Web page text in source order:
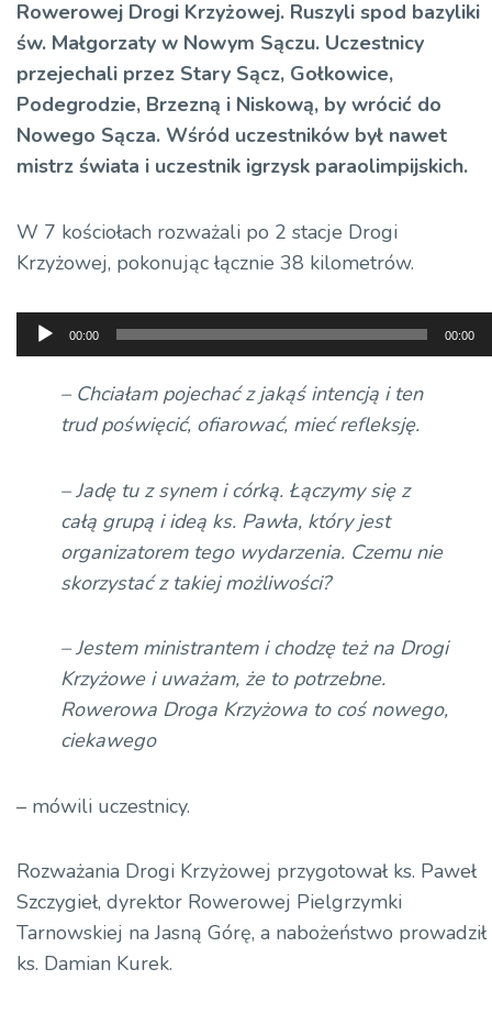
Rowerowej Drogi Krzyżowej. Ruszyli spod bazyliki
św. Małgorzaty w Nowym Sączu. Uczestnicy
przejechali przez Stary Sącz, Gołkowice,
Podegrodzie, Brzezną i Niskową, by wrócić do
Nowego Sącza. Wśród uczestników był nawet
mistrz świata i uczestnik igrzysk paraolimpijskich.
W 7 kościołach rozważali po 2 stacje Drogi
Krzyżowej, pokonując łącznie 38 kilometrów.
Odtwarzacz
plików
dźwiękowych
00:00 00:00
– Chciałam pojechać z jakąś intencją i ten
trud poświęcić, ofiarować, mieć refleksję.
– Jadę tu z synem i córką. Łączymy się z
całą grupą i ideą ks. Pawła, który jest
organizatorem tego wydarzenia. Czemu nie
skorzystać z takiej możliwości?
– Jestem ministrantem i chodzę też na Drogi
Krzyżowe i uważam, że to potrzebne.
Rowerowa Droga Krzyżowa to coś nowego,
ciekawego
– mówili uczestnicy.
Rozważania Drogi Krzyżowej przygotował ks. Paweł
Szczygieł, dyrektor Rowerowej Pielgrzymki
Tarnowskiej na Jasną Górę, a nabożeństwo prowadził
ks. Damian Kurek.